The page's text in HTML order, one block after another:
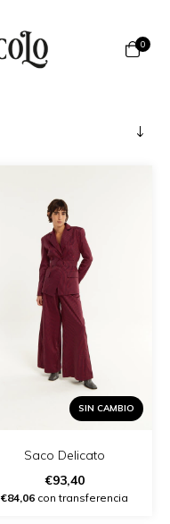
0
SIN CAMBIO
Saco Delicato
€93,40
€84,06 con transferencia